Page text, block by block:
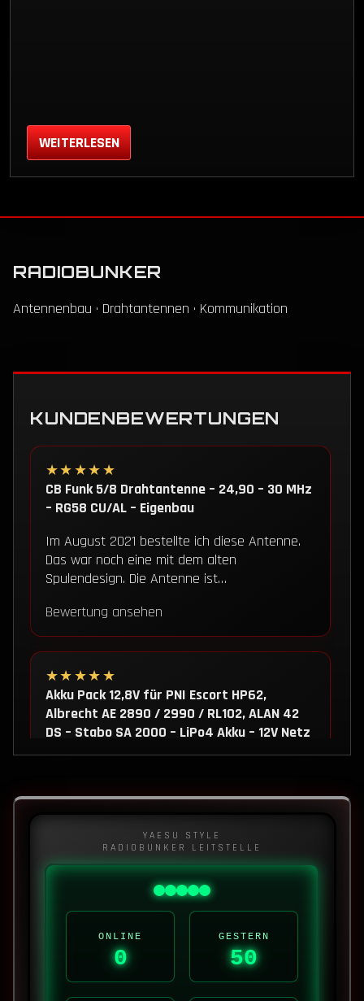
WEITERLESEN
RADIOBUNKER
Antennenbau · Drahtantennen · Kommunikation
KUNDENBEWERTUNGEN
★★★★★
CB Funk 5/8 Drahtantenne – 24,90 – 30 MHz
– RG58 CU/AL – Eigenbau
Im August 2021 bestellte ich diese Antenne.
Das war noch eine mit dem alten
Spulendesign. Die Antenne ist…
Bewertung ansehen
★★★★★
Akku Pack 12,8V für PNI Escort HP62,
Albrecht AE 2890 / 2990 / RL102, ALAN 42
DS – Stabo SA 2000 – LiPo4 Akku – 12V Netz
/ USB-C
ich für 10m im Einsatz habe. Ich bin mit Akku
Bewertung ansehen
★★★★★
Amateurfunk Drahtantenne 1/4 – 2m/70cm
Band -144/430 MHz – Nachbau
YAESU STYLE
RADIOBUNKER LEITSTELLE
ONLINE
0
GESTERN
50